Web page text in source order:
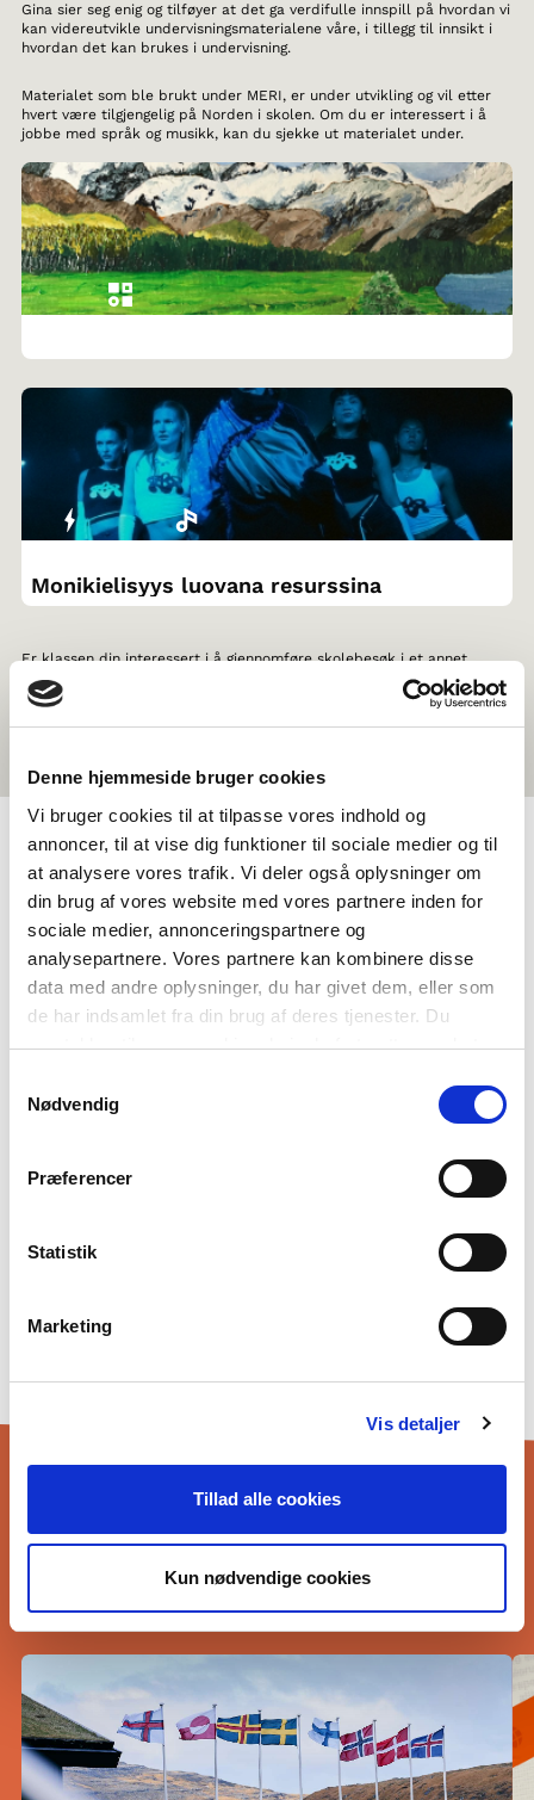
Denne hjemmeside bruger cookies
Vi bruger cookies til at tilpasse vores indhold og
annoncer, til at vise dig funktioner til sociale medier og til
at analysere vores trafik. Vi deler også oplysninger om
din brug af vores website med vores partnere inden for
sociale medier, annonceringspartnere og
analysepartnere. Vores partnere kan kombinere disse
data med andre oplysninger, du har givet dem, eller som
de har indsamlet fra din brug af deres tjenester. Du
samtykker til vores cookies, hvis du fortsætter med at
Nødvendig
Præferencer
Statistik
Marketing
Vis detaljer
Tillad alle cookies
Kun nødvendige cookies
TIETOA NORDEN I SKOLEN
Yhteystiedot
Usein kysytyt kysymykset
Muita hallinnoimiamme hankkeita
Pohjoismainen yhteistyö
Tule meille harjoitteluun
Cookiepolitik
Ajankohtaista
Gina sier seg enig og tilføyer at det ga verdifulle innspill på hvordan vi
kan videreutvikle undervisningsmaterialene våre, i tillegg til innsikt i
hvordan det kan brukes i undervisning.
Materialet som ble brukt under MERI, er under utvikling og vil etter
hvert være tilgjengelig på Norden i skolen. Om du er interessert i å
jobbe med språk og musikk, kan du sjekke ut materialet under.
Monikielisyys luovana resurssina
Er klassen din interessert i å gjennomføre skolebesøk i et annet
nordisk land? Gjennom Norden i skolen, kan dere
søke venneklasse
og lese mer om
LISÄÄ UUTISIA